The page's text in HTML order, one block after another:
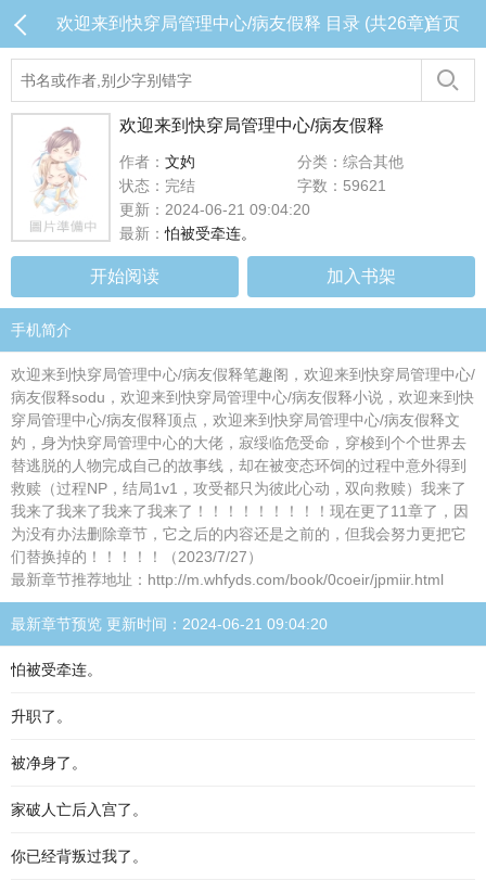
欢迎来到快穿局管理中心/病友假释 目录 (共26章)首页
欢迎来到快穿局管理中心/病友假释
作者： 文妁
分类：综合其他
状态：完结
字数：59621
更新：2024-06-21 09:04:20
最新：怕被受牵连。
开始阅读 加入书架
手机简介
欢迎来到快穿局管理中心/病友假释笔趣阁，欢迎来到快穿局管理中心/
病友假释sodu，欢迎来到快穿局管理中心/病友假释小说，欢迎来到快
穿局管理中心/病友假释顶点，欢迎来到快穿局管理中心/病友假释文
妁，身为快穿局管理中心的大佬，寂绥临危受命，穿梭到个个世界去
替逃脱的人物完成自己的故事线，却在被变态环饲的过程中意外得到
救赎（过程NP，结局1v1，攻受都只为彼此心动，双向救赎）我来了
我来了我来了我来了我来了！！！！！！！！！现在更了11章了，因
为没有办法删除章节，它之后的内容还是之前的，但我会努力更把它
们替换掉的！！！！！（2023/7/27）
最新章节推荐地址：http://m.whfyds.com/book/0coeir/jpmiir.html
最新章节预览 更新时间：2024-06-21 09:04:20
怕被受牵连。
升职了。
被净身了。
家破人亡后入宫了。
你已经背叛过我了。